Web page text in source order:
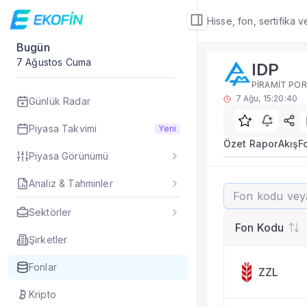
Hisse, fon, sertifika
Bugün
7 Ağustos Cuma
Günlük Radar
Piyasa Takvimi Yeni
Piyasa Görünümü
Analiz & Tahminler
Sektörler
Şirketler
Fonlar
Kripto
Fon Detay
Rakip Analizi
IDP benzer
IDP fonu rakip
TEFAS IDP fonu
Fon verileri hangi
IDP fonunu diğer
Evet. Fon detay
Fon Detay— İlgili
Fon Portföyü
IDP
PİRAMİT
7 Ağu, 15:20:40
Özet RaporAkış
IDP
Fon Kodu
ZZL